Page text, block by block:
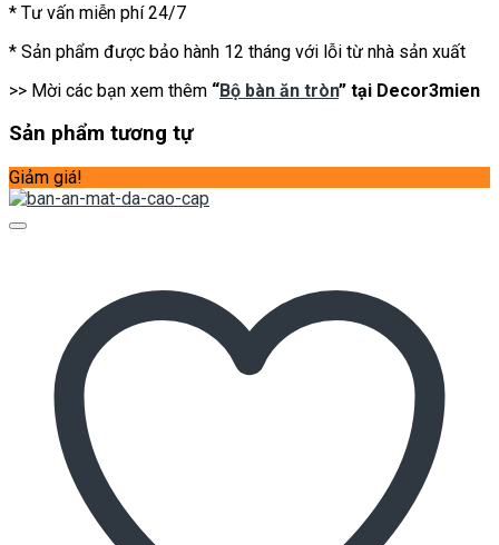
* Tư vấn miễn phí 24/7
* Sản phẩm được bảo hành 12 tháng với lỗi từ nhà sản xuất
>> Mời các bạn xem thêm “Bộ bàn ăn tròn” tại Decor3mien
Sản phẩm tương tự
Giảm giá!